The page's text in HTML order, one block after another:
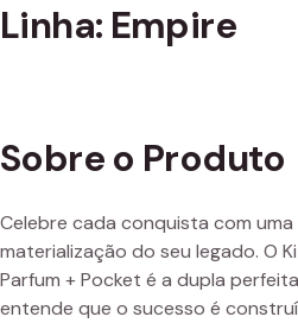
Linha: Empire
Sobre o Produto
Celebre cada conquista com
materialização do seu legado. O
Parfum + Pocket é a dupla
entende que o sucesso é